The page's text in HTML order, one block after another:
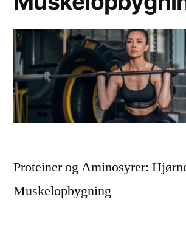
Proteiner og Aminosyrer:
Muskelopbygning